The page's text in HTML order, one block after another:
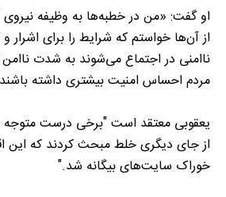
او گفت: «من در خطبه‌ها به وظیفه نیروی
از آن‌ها خواستم که شرایط را برای اشرار
ناامنی در اجتماع می‌شوند به شدت ناامن
مردم احساس امنیت بیشتری داشته
یعقوبی معتقد است "برخی درست متوجه
از جای دیگری خلط مبحث کردند که این
خوراک سایت‌های بیگانه شد."